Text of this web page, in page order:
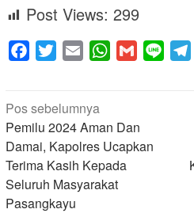
Post Views: 299
Facebook
Twitter Email WhatsApp
Gmail Line
Navigasi
pos
Pos sebelumnya
Pemilu 2024 Aman Dan
Damai, Kapolres Ucapkan
Terima Kasih Kepada
Seluruh Masyarakat
Pasangkayu